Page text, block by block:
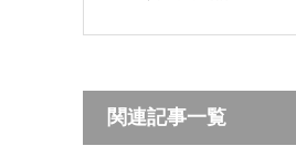
関連記事一覧